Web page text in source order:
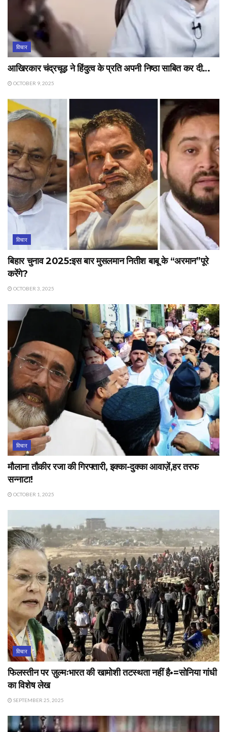
विचार
आखिरकार चंद्रचूड़ ने हिंदुत्व के प्रति अपनी निष्ठा साबित कर दी…
OCTOBER 9, 2025
विचार
बिहार चुनाव 2025:इस बार मुसलमान नितीश बाबू के “अरमान”पूरे
करेंगे?
OCTOBER 3, 2025
विचार
मौलाना तौकीर रजा की गिरफ्तारी, इक्का-दुक्का आवाज़ें,हर तरफ
सन्नाटा!
OCTOBER 1, 2025
विचार
फिलस्तीन पर ज़ुल्मःभारत की खामोशी तटस्थता नहीं है•=सोनिया गांधी
का विशेष लेख
SEPTEMBER 25, 2025